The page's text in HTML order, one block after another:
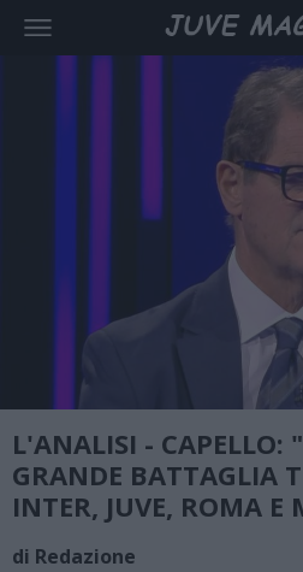
L'ANALISI - CAPELLO:
GRANDE BATTAGLIA
INTER, JUVE, ROMA E
di Redazione